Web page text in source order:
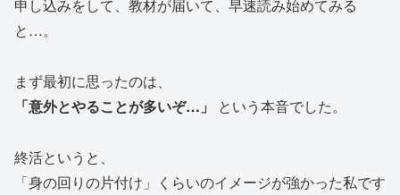
申し込みをして、教材が届いて、早速読み始めてみる
と…。
まず最初に思ったのは、
「意外とやることが多いぞ…」
という本音でした。
終活というと、
「身の回りの片付け」くらいのイメージが強かった私です